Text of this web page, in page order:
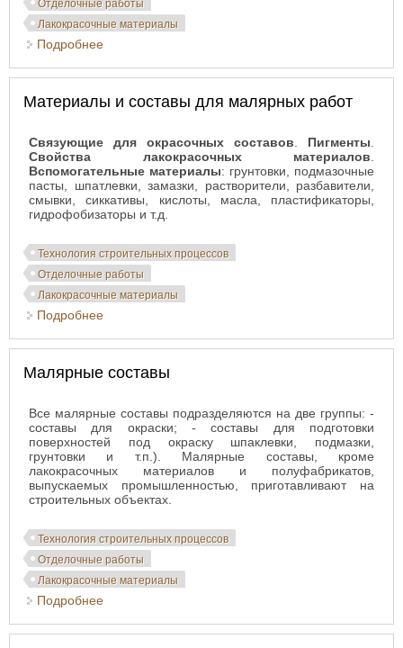
Отделочные работы
Лакокрасочные материалы
Подробнее
Материалы и составы для малярных работ
Связующие для окрасочных составов Пигменты
Свойства лакокрасочных материалов
Вспомогательные материалы: грунтовки, подмазочные
пасты, шпатлевки, замазки, растворители, разбавители,
смывки, сиккативы, кислоты, масла, пластификаторы,
гидрофобизаторы и т.д.
Технология строительных процессов
Отделочные работы
Лакокрасочные материалы
Подробнее
Малярные составы
Все малярные составы подразделяются на две группы: -
составы для окраски; - составы для подготовки
поверхностей под окраску шпаклевки, подмазки,
грунтовки и т.п.). Малярные составы, кроме
лакокрасочных материалов и полуфабрикатов,
выпускаемых промышленностью, приготавливают на
строительных объектах.
Технология строительных процессов
Отделочные работы
Лакокрасочные материалы
Подробнее